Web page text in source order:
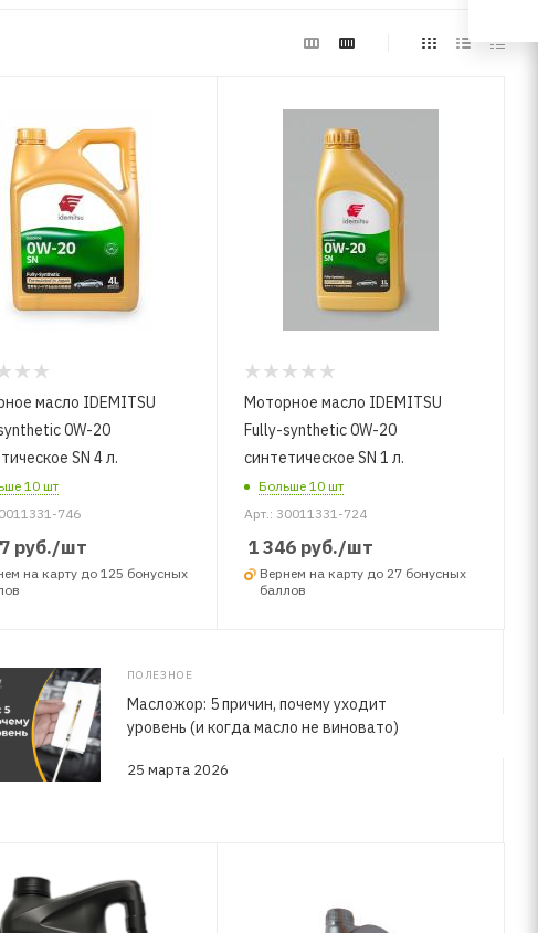
масло IDEMITSU
0W-20
SN 4 л.
10 шт
746
руб./шт
на карту до 125 бонусных
Моторное масло IDEMITSU
Fully-synthetic 0W-20
синтетическое SN 1 л.
Больше 10 шт
Арт.: 30011331-724
1 346 руб./шт
Вернем на карту до 27 бонусных
баллов
ПОЛЕЗНОЕ
25 марта 2026
Масложор: 5 причин, почему уходит
уровень (и когда масло не виновато)